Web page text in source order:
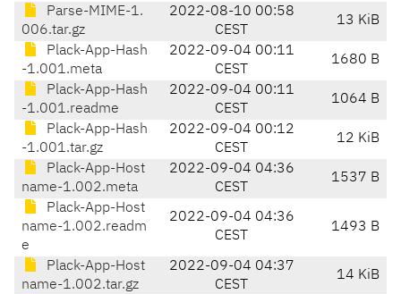
Parse-MIME-1.
006.tar.gz
2022-08-10 00:58
CEST
13 KiB
Plack-App-Hash
-1.001.meta
2022-09-04 00:11
CEST
1680 B
Plack-App-Hash
-1.001.readme
2022-09-04 00:11
CEST
1064 B
Plack-App-Hash
-1.001.tar.gz
2022-09-04 00:12
CEST
12 KiB
Plack-App-Host
name-1.002.meta
2022-09-04 04:36
CEST
1537 B
Plack-App-Host
name-1.002.readm
e
2022-09-04 04:36
CEST
1493 B
Plack-App-Host
name-1.002.tar.gz
2022-09-04 04:37
CEST
14 KiB